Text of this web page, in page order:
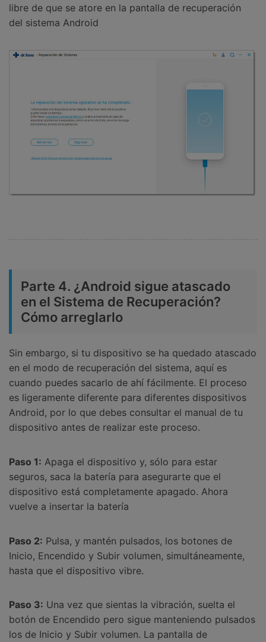
libre de que se atore en la pantalla de recuperación
del sistema Android
Parte 4. ¿Android sigue atascado
en el Sistema de Recuperación?
Cómo arreglarlo
Sin embargo, si tu dispositivo se ha quedado atascado
en el modo de recuperación del sistema, aquí es
cuando puedes sacarlo de ahí fácilmente. El proceso
es ligeramente diferente para diferentes dispositivos
Android, por lo que debes consultar el manual de tu
dispositivo antes de realizar este proceso.
Paso 1: Apaga el dispositivo y, sólo para estar
seguros, saca la batería para asegurarte que el
dispositivo está completamente apagado. Ahora
vuelve a insertar la batería
Paso 2: Pulsa, y mantén pulsados, los botones de
Inicio, Encendido y Subir volumen, simultáneamente,
hasta que el dispositivo vibre.
Paso 3: Una vez que sientas la vibración, suelta el
botón de Encendido pero sigue manteniendo pulsados
los de Inicio y Subir volumen. La pantalla de